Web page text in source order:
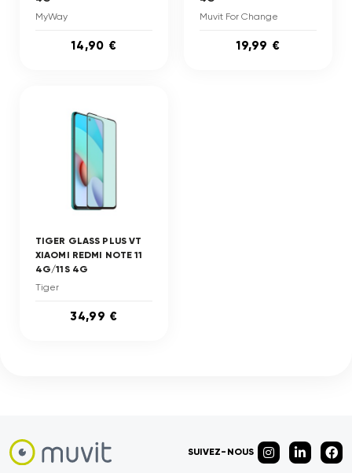
MyWay
14,90 €
Muvit For Change
19,99 €
TIGER GLASS PLUS VT
XIAOMI REDMI NOTE 11
4G/11S 4G
Tiger
34,99 €
SUIVEZ-NOUS